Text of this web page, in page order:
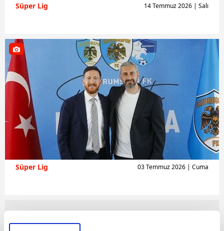
Süper Lig 14 Temmuz 2026 | Salı
Süper Lig 03 Temmuz 2026 | Cuma